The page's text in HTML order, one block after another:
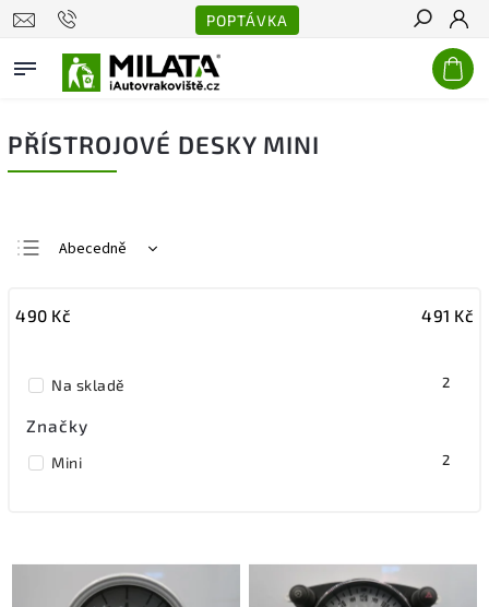
POPTÁVKA
Hledat
PŘÍSTROJOVÉ DESKY MINI
Abecedně
Nejdražší
490 Kč 491 Kč
Na skladě 2
Značky
Mini 2